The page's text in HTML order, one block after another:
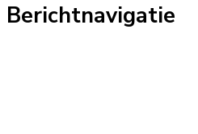
Berichtnavigatie